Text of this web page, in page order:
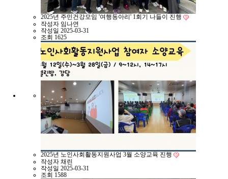
2025년 주민건강모임 '여행동아리' 1회기 나들이 진행
작성자 임나연
작성일 2025-03-31
조회 1625
2025년 노인사회활동지원사업 3월 소양교육 진행
작성자 채린
작성일 2025-03-31
조회 1588